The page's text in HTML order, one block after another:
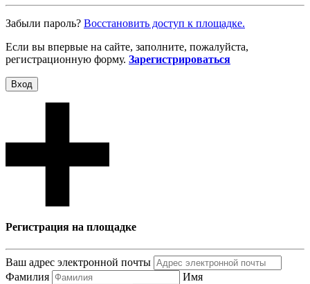
Забыли пароль? Восcтановить доступ к площадке.
Если вы впервые на сайте, заполните, пожалуйста,
регистрационную форму. Зарегистрироваться
Вход
Регистрация на площадке
Ваш адрес электронной почты
Фамилия
Имя